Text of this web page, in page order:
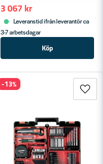
3 067 kr
Leveranstid ifrån leverantör ca
3-7 arbetsdagar
Köp
-13%